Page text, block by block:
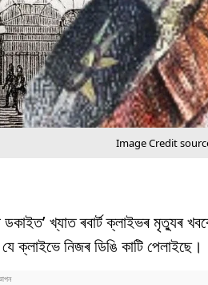
Image Credit
খ্যাত ৰবাৰ্ট ক্লাইভৰ মৃত্যুৰ
ক্লাইভে নিজৰ ডিঙি কাটি পেলাইছে।